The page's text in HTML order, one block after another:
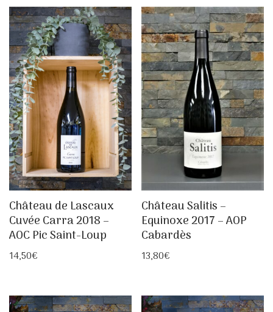
Château de Lascaux
Cuvée Carra 2018 –
AOC Pic Saint-Loup
14,50€
Château Salitis –
Equinoxe 2017 – AOP
Cabardès
13,80€